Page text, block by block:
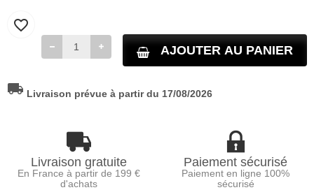
AJOUTER AU PANIER
favorite_border
local_shipping Livraison prévue à partir du 17/08/2026
Livraison gratuite
En France à partir de 199 €
d'achats
Paiement sécurisé
Paiement en ligne 100%
sécurisé